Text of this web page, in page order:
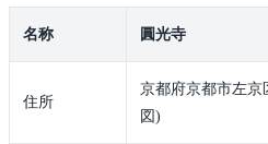
名称 圓光寺
住所
京都府京都市左京
図)